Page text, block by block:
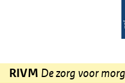
Overslaan en naar de inhoud
RIVM De zorg voor